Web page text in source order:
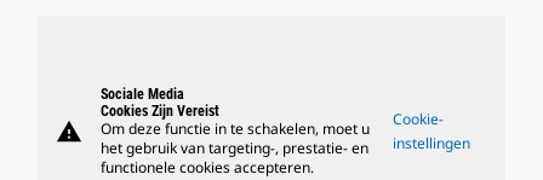
warning
Sociale Media
Cookies Zijn Vereist
Om deze functie in te schakelen, moet u
het gebruik van targeting-, prestatie- en
functionele cookies accepteren.
Cookie-
instellingen